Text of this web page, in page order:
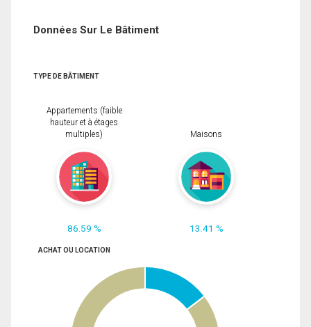
Données Sur Le Bâtiment
TYPE DE BÂTIMENT
Appartements (faible
hauteur et à étages
multiples)
86.59 %
Maisons
13.41 %
ACHAT OU LOCATION